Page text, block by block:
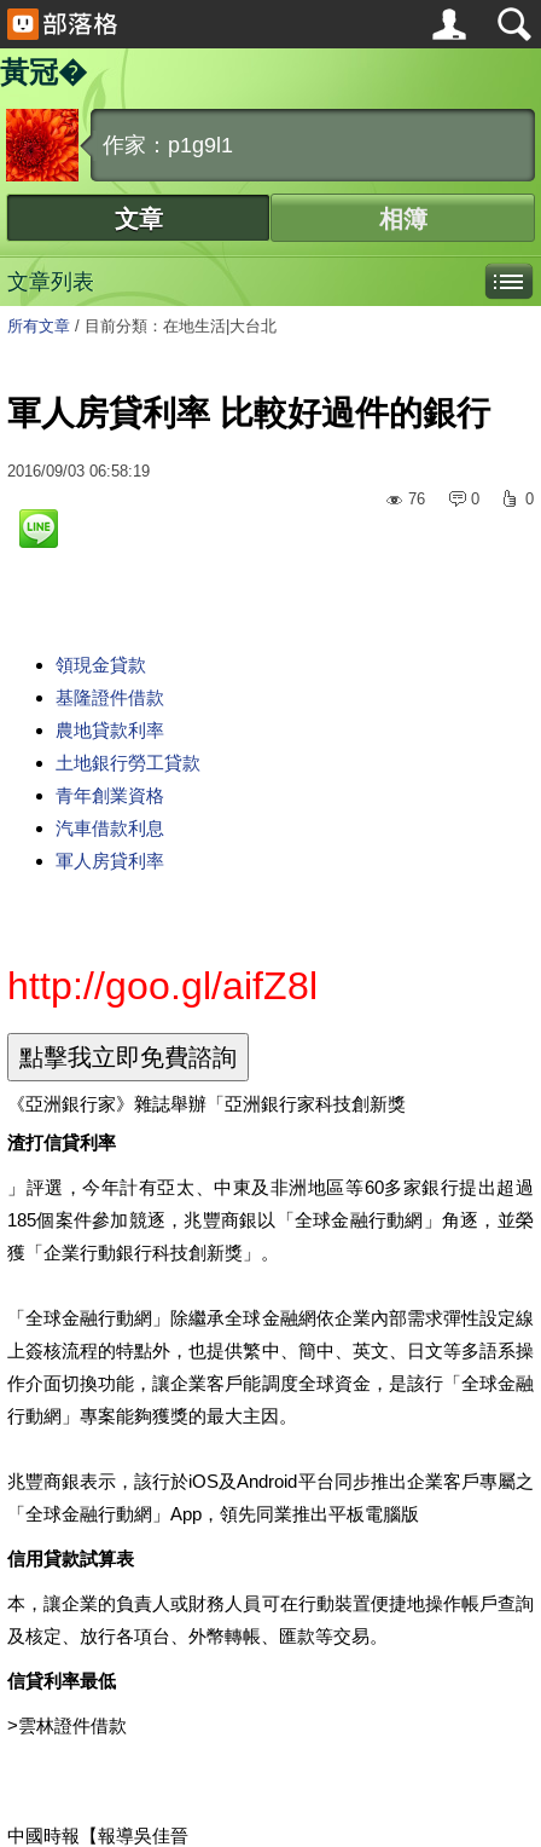
黃冠�
作家：p1g9l1
文章 相簿
文章列表
所有文章 / 目前分類：在地生活|大台北
軍人房貸利率 比較好過件的銀行
2016/09/03 06:58:19
76
0 0
領現金貸款
基隆證件借款
農地貸款利率
土地銀行勞工貸款
青年創業資格
汽車借款利息
軍人房貸利率
http://goo.gl/aifZ8l
《亞洲銀行家》雜誌舉辦「亞洲銀行家科技創新獎
渣打信貸利率
」評選，今年計有亞太、中東及非洲地區等60多家銀行提出超過
185個案件參加競逐，兆豐商銀以「全球金融行動網」角逐，並榮
獲「企業行動銀行科技創新獎」。
「全球金融行動網」除繼承全球金融網依企業內部需求彈性設定線
上簽核流程的特點外，也提供繁中、簡中、英文、日文等多語系操
作介面切換功能，讓企業客戶能調度全球資金，是該行「全球金融
行動網」專案能夠獲獎的最大主因。
兆豐商銀表示，該行於iOS及Android平台同步推出企業客戶專屬之
「全球金融行動網」App，領先同業推出平板電腦版
信用貸款試算表
本，讓企業的負責人或財務人員可在行動裝置便捷地操作帳戶查詢
及核定、放行各項台、外幣轉帳、匯款等交易。
信貸利率最低
>雲林證件借款
中國時報【報導吳佳晉